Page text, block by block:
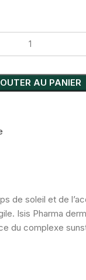
AU PANIER
de soleil et de
Isis Pharma
du complexe